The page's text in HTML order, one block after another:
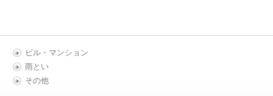
ビル・マンション
雨とい
その他